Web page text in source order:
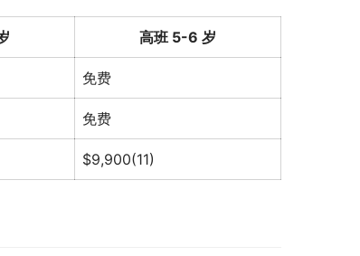
高班 5-6 岁
免费
免费
$9,900(11)